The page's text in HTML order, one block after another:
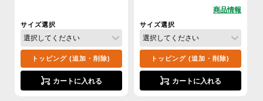
サイズ選択
トッピング (追加・削除)
カートに入れる
サイズ選択
トッピング (追加・削除)
カートに入れる